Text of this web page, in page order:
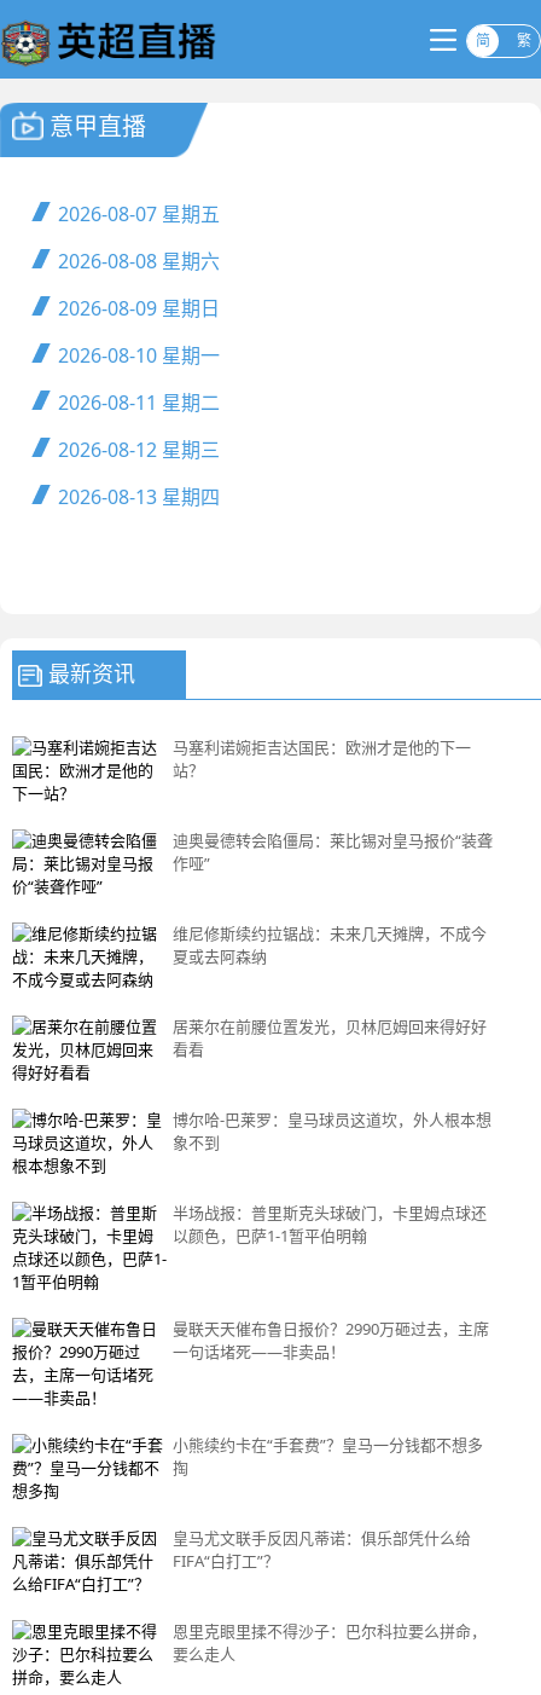
简 繁
意甲直播
2026-08-07 星期五
2026-08-08 星期六
2026-08-09 星期日
2026-08-10 星期一
2026-08-11 星期二
2026-08-12 星期三
2026-08-13 星期四
最新资讯
马塞利诺婉拒吉达国民：欧洲才是他的下一
站？
迪奥曼德转会陷僵局：莱比锡对皇马报价“装聋
作哑”
维尼修斯续约拉锯战：未来几天摊牌，不成今
夏或去阿森纳
居莱尔在前腰位置发光，贝林厄姆回来得好好
看看
博尔哈-巴莱罗：皇马球员这道坎，外人根本想
象不到
半场战报：普里斯克头球破门，卡里姆点球还
以颜色，巴萨1-1暂平伯明翰
曼联天天催布鲁日报价？2990万砸过去，主席
一句话堵死——非卖品！
小熊续约卡在“手套费”？皇马一分钱都不想多
掏
皇马尤文联手反因凡蒂诺：俱乐部凭什么给
FIFA“白打工”？
恩里克眼里揉不得沙子：巴尔科拉要么拼命，
要么走人